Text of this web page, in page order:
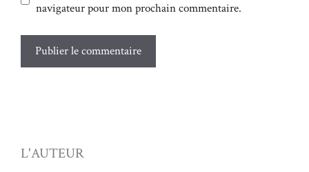
navigateur pour mon prochain commentaire.
L'AUTEUR